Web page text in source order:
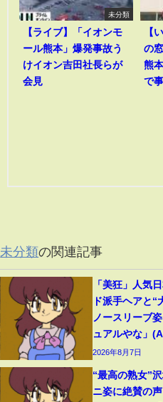
未分類
【ライブ】「イオンモ
ール熊本」爆発事故う
けイオン吉田社長らが
会見
【
の
熊
で
未分類の関連記事
「美狂」人気
ド派手ヘアと“
ノースリーブ
ュアルやな」
2026年8月7日
“最高の熟女”
ニ姿に絶賛の